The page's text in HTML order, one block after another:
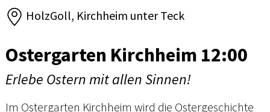
HolzGoll, Kirchheim unter Teck
Ostergarten Kirchheim 12:00
Erlebe Ostern mit allen Sinnen!
Im Ostergarten Kirchheim wird die Ostergeschichte